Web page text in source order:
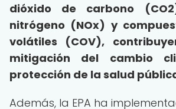
dióxido de carbono
nitrógeno (NOx) y
volátiles (COV),
mitigación del cambio
protección de la salud
Además, la EPA ha